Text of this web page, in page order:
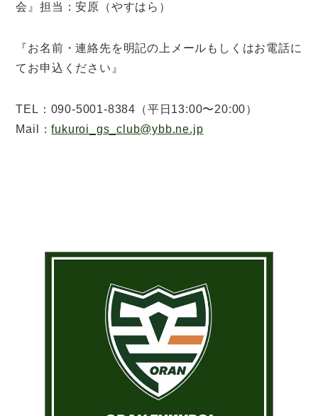
会』担当：安原（やすはら）
『お名前・連絡先を明記の上メールもしくはお電話に
てお申込ください』
TEL：090-5001-8384（平日13:00〜20:00）
Mail：fukuroi_gs_club@ybb.ne.jp